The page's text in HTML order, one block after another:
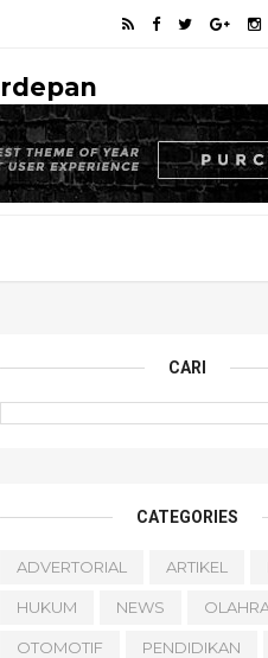
CARI
CATEGORIES
ADVERTORIAL ARTIKEL
HUKUM NEWS
OTOMOTIF PENDIDIKAN